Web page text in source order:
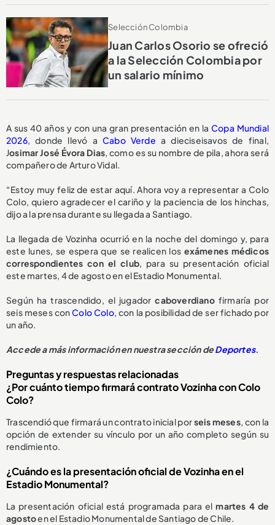
Selección Colombia
Juan Carlos Osorio se ofreció
a la Selección Colombia por
un salario mínimo
A sus 40 años y con una gran presentación en laCopa Mundial
2026, donde llevó a Cabo Verde a dieciseisavos de final,
Josimar José Évora Dias, como es su nombre de pila, ahora será
compañero de Arturo Vidal.
“Estoy muy feliz de estar aquí. Ahora voy a representar a Colo
Colo, quiero agradecer el cariño y la paciencia de los hinchas,
dijo a la prensa durante su llegada a Santiago.
La llegada de Vozinha ocurrió en la noche del domingo y, para
este lunes, se espera que se realicen los exámenes médicos
correspondientes con el club, para su presentación oficial
este martes, 4 de agosto en el Estadio Monumental.
Según ha trascendido, el jugadorcaboverdianofirmaría por
seis meses conColo Colo, con la posibilidad de ser fichado por
un año.
Accede a más información en nuestra sección deDeportes.
Preguntas y respuestas relacionadas
¿Por cuánto tiempo firmará contrato Vozinha con Colo
Colo?
Trascendió que firmará un contrato inicial porseis meses, con la
opción de extender su vínculo por un año completo según su
rendimiento.
¿Cuándo es la presentación oficial de Vozinha en el
Estadio Monumental?
La presentación oficial está programada para elmartes 4 de
agostoen el Estadio Monumental de Santiago de Chile.